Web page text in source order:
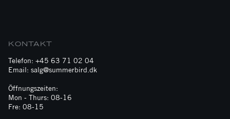
KONTAKT
Telefon: +45 63 71 02 04
Email: salg@summerbird.dk
Öffnungszeiten:
Mon - Thurs: 08-16
Fre: 08-15